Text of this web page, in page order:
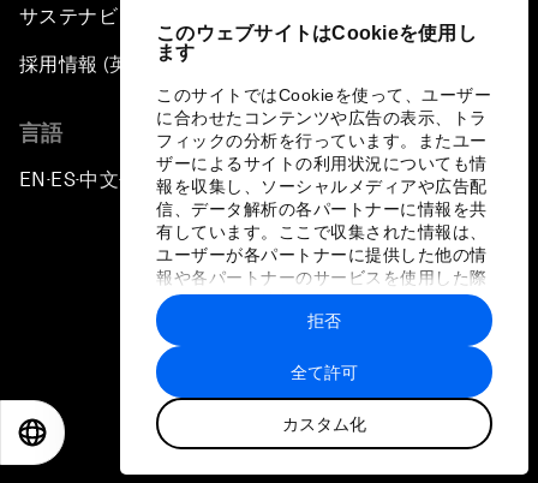
このウェブサイトはCookieを使用し
ます
このサイトではCookieを使って、ユーザー
に合わせたコンテンツや広告の表示、トラ
フィックの分析を行っています。またユー
ザーによるサイトの利用状況についても情
報を収集し、ソーシャルメディアや広告配
信、データ解析の各パートナーに情報を共
有しています。ここで収集された情報は、
ユーザーが各パートナーに提供した他の情
報や各パートナーのサービスを使用した際
に収集された情報と組み合わされ、各パー
トナーによって使用されることがありま
す。
全て許可
カスタム化
拒否
サステナビリティへの取り組み
採用情報 (英語のみ)
言語
EN ▪ ES▪中文▪ 日本語
プライバシーポリシーと利用規約
サイトマップ
©
世界経済フォーラム